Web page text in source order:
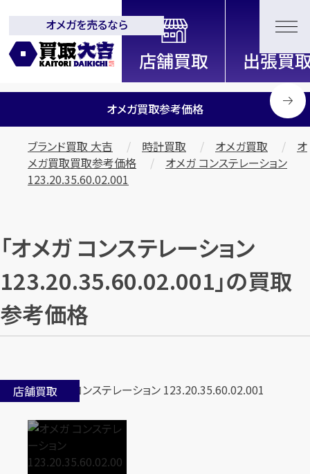
全国2200店舗以上展開中！
信頼と実績の買取専門店「買取大
吉」
オメガを売るなら
オメガ買取参考価格
ブランド買取 大吉 時計買取 オメガ買取
オ
メガ買取買取参考価格
オメガ コンステレーション
123.20.35.60.02.001
「オメガ コンステレーション
123.20.35.60.02.001」の買取
参考価格
店舗買取